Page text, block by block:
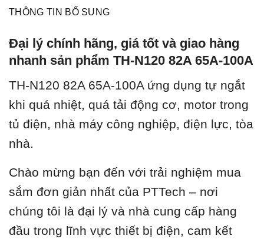
THÔNG TIN BỔ SUNG
Đại lý chính hãng, giá tốt và giao hàng
nhanh sản phẩm TH-N120 82A 65A-100A
TH-N120 82A 65A-100A ứng dụng tự ngắt
khi quá nhiệt, quá tải động cơ, motor trong
tủ điện, nhà máy công nghiệp, điện lực, tòa
nhà.
Chào mừng bạn đến với trải nghiệm mua
sắm đơn giản nhất của PTTech – nơi
chúng tôi là đại lý và nhà cung cấp hàng
đầu trong lĩnh vực thiết bị điện, cam kết